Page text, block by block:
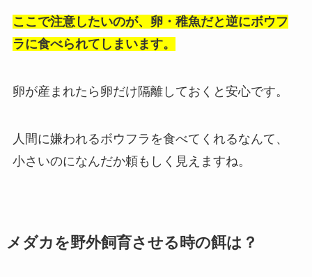
ここで注意したいのが、卵・稚魚だと逆にボウフ
ラに食べられてしまいます。
卵が産まれたら卵だけ隔離しておくと安心です。
人間に嫌われるボウフラを食べてくれるなんて、
小さいのになんだか頼もしく見えますね。
メダカを野外飼育させる時の餌は？